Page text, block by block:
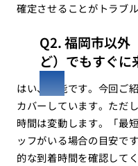
確定させることがトラブ
Q2. 福岡市以外
ど）でもすぐに
はい、可能です。今回ご
カバーしています。ただ
時間は変動します。「最
ッフがいる場合の目安で
的な到着時間を確認してく